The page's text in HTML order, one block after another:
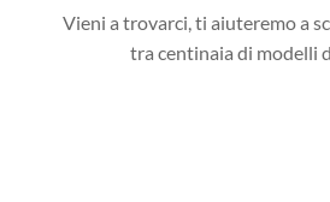
Vieni a trovarci, ti aiuteremo a
tra centinaia di modelli